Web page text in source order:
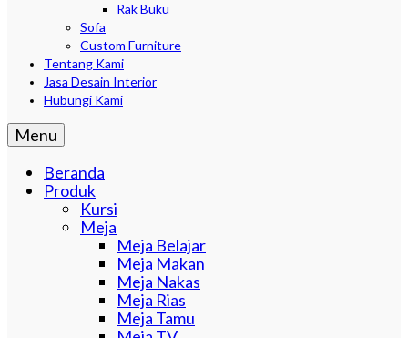
Rak Buku
Sofa
Custom Furniture
Tentang Kami
Jasa Desain Interior
Hubungi Kami
Menu
Beranda
Produk
Kursi
Meja
Meja Belajar
Meja Makan
Meja Nakas
Meja Rias
Meja Tamu